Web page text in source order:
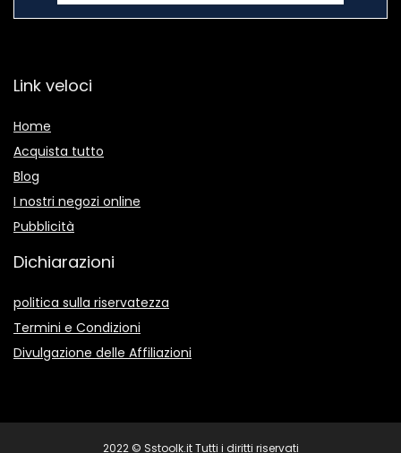
Link veloci
Home
Acquista tutto
Blog
I nostri negozi online
Pubblicità
Dichiarazioni
politica sulla riservatezza
Termini e Condizioni
Divulgazione delle Affiliazioni
2022 © Sstoolk.it Tutti i diritti riservati